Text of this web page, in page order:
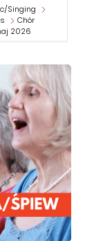
Singing
Chór
2026